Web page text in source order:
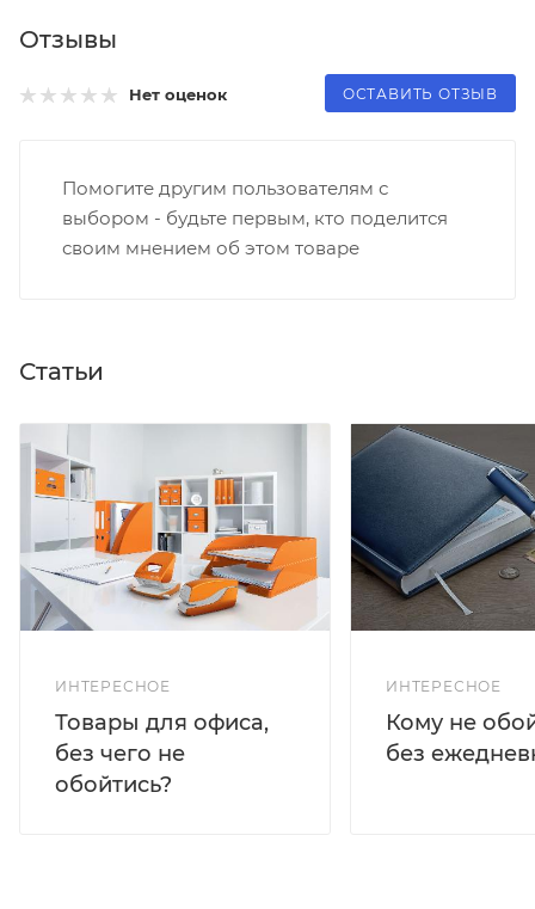
Отзывы
Нет оценок ОСТАВИТЬ ОТЗЫВ
Помогите другим пользователям с
выбором - будьте первым, кто поделится
своим мнением об этом товаре
Статьи
ИНТЕРЕСНОЕ
Товары для офиса,
без чего не
обойтись?
ИНТЕРЕСНОЕ
Кому не
без